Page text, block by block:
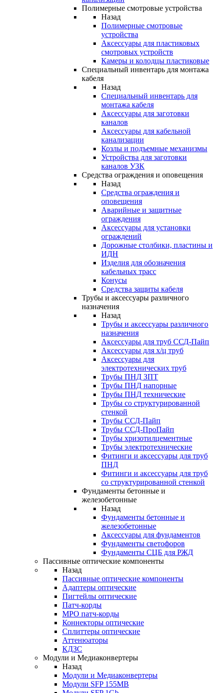
Полимерные смотровые устройства
Назад
Полимерные смотровые
устройства
Аксессуары для пластиковых
смотровых устройств
Камеры и колодцы пластиковые
Специальный инвентарь для монтажа
кабеля
Назад
Специальный инвентарь для
монтажа кабеля
Аксессуары для заготовки
каналов
Аксессуары для кабельной
канализации
Козлы и подъемные механизмы
Устройства для заготовки
каналов УЗК
Средства ограждения и оповещения
Назад
Средства ограждения и
оповещения
Аварийные и защитные
ограждения
Аксессуары для установки
ограждений
Дорожные столбики, пластины и
ИДН
Изделия для обозначения
кабельных трасс
Конусы
Средства защиты кабеля
Трубы и аксессуары различного
назначения
Назад
Трубы и аксессуары различного
назначения
Аксессуары для труб ССД-Пайп
Аксессуары для х/ц труб
Аксессуары для
электротехнических труб
Трубы ПНД ЗПТ
Трубы ПНД напорные
Трубы ПНД технические
Трубы со структурированной
стенкой
Трубы ССД-Пайп
Трубы ССД-ПроПайп
Трубы хризотилцементные
Трубы электротехнические
Фитинги и аксессуары для труб
ПНД
Фитинги и аксессуары для труб
со структурированной стенкой
Фундаменты бетонные и
железобетонные
Назад
Фундаменты бетонные и
железобетонные
Аксессуары для фундаментов
Фундаменты светофоров
Фундаменты СЦБ для РЖД
Пассивные оптические компоненты
Назад
Пассивные оптические компоненты
Адаптеры оптические
Пигтейлы оптические
Патч-корды
MPO патч-корды
Коннекторы оптические
Сплиттеры оптические
Аттенюаторы
КДЗС
Модули и Медиаконвертеры
Назад
Модули и Медиаконвертеры
Модули SFP 155MB